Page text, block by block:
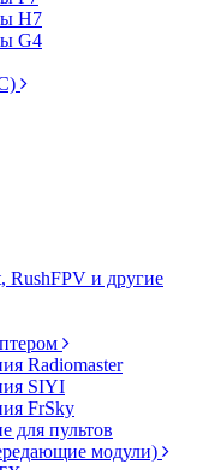
H7
G4
RushFPV и другие
Radiomaster
SIYI
FrSky
для пультов
модули)